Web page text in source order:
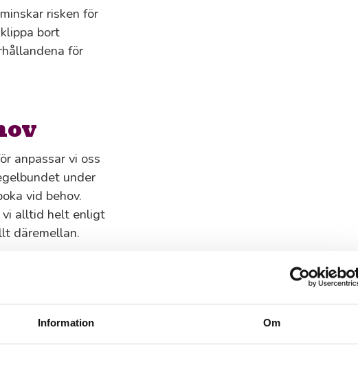
Information Om
risken för
bort
för
anpassar vi oss
under
vid behov.
vi alltid helt enligt
däremellan.
i
för att berätta om